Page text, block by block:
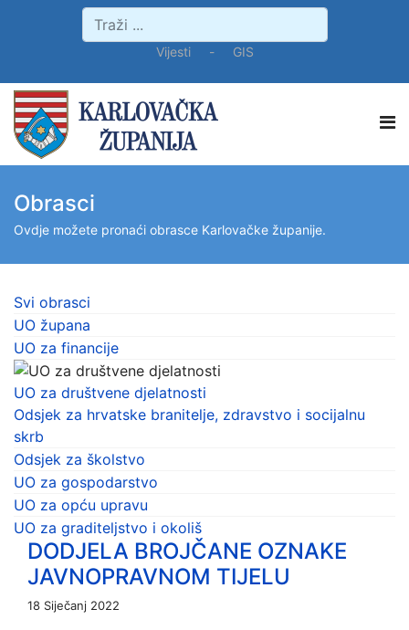
Vijesti- GIS
Obrasci
Ovdje možete pronaći obrasce Karlovačke županije.
Svi obrasci
UO župana
UO za financije
UO za društvene djelatnosti
Odsjek za hrvatske branitelje, zdravstvo i socijalnu
skrb
Odsjek za školstvo
UO za gospodarstvo
UO za opću upravu
UO za graditeljstvo i okoliš
DODJELA BROJČANE OZNAKE
JAVNOPRAVNOM TIJELU
18 Siječanj 2022